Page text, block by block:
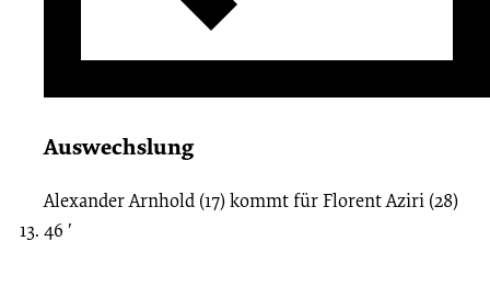
Auswechslung
Alexander Arnhold (17)kommt fürFlorent Aziri (28)
46 ′